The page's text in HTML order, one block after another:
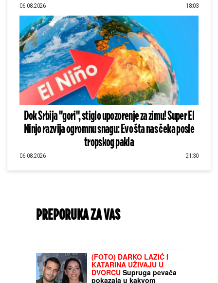
06.08.2026 18:03
Dok Srbija "gori", stiglo upozorenje za zimu! Super El
Ninjo razvija ogromnu snagu: Evo šta nas čeka posle
tropskog pakla
06.08.2026 21:30
PREPORUKA ZA VAS